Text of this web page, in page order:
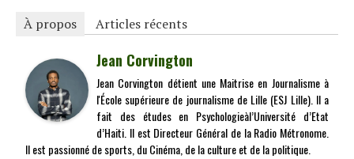
À propos Articles récents
Jean Corvington
Jean Corvington détient une Maitrise en Journalisme à
l'École supérieure de journalisme de Lille (ESJ Lille). Il a
fait des études en Psychologieàl’Université d’Etat
d’Haiti. Il est Directeur Général de la Radio Métronome.
Il est passionné de sports, du Cinéma, de la culture et de la politique.